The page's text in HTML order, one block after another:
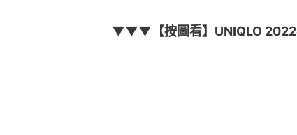
▼▼▼【按圖看】UNIQLO